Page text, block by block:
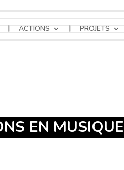
ACTIONS PROJETS
EN MUSIQUE